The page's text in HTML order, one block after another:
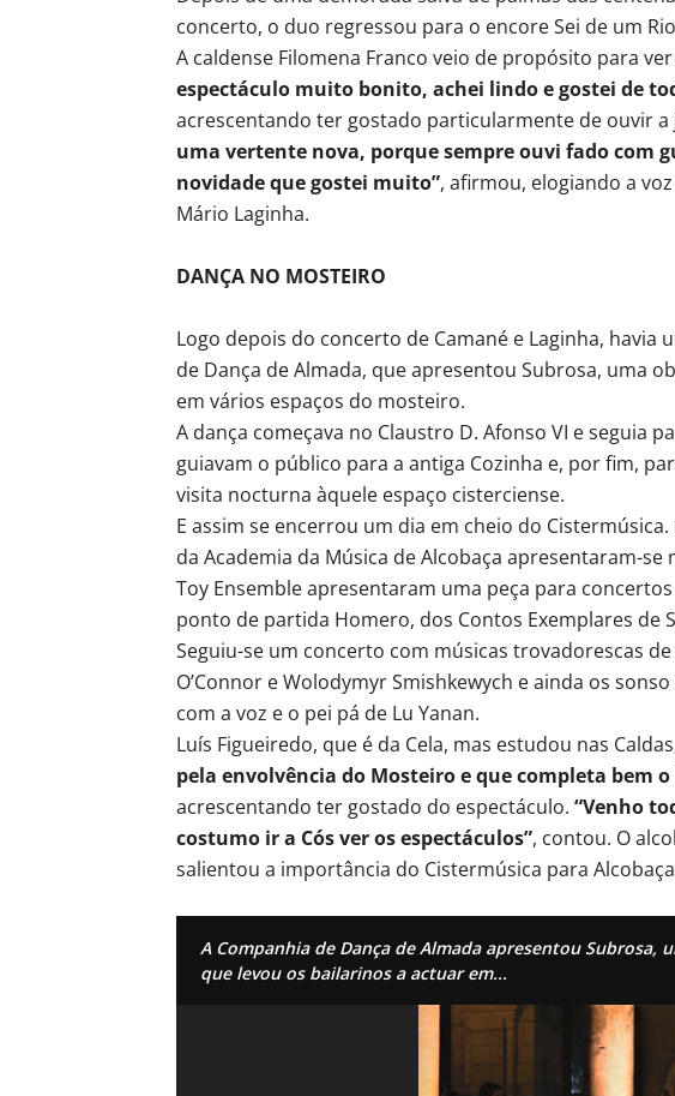
concerto, o duo regressou para o encore Sei de um
A caldense Filomena Franco veio de propósito para
espectáculo muito bonito, achei lindo e gostei de
acrescentando ter gostado particularmente de ouvir
uma vertente nova, porque sempre ouvi fado com
novidade que gostei muito”, afirmou, elogiando a
Mário Laginha.
DANÇA NO MOSTEIRO
Logo depois do concerto de Camané e Laginha, havia
de Dança de Almada, que apresentou Subrosa, uma
em vários espaços do mosteiro.
A dança começava no Claustro D. Afonso VI e seguia
guiavam o público para a antiga Cozinha e, por fim,
visita nocturna àquele espaço cisterciense.
E assim se encerrou um dia em cheio do
da Academia da Música de Alcobaça apresentaram-se
Toy Ensemble apresentaram uma peça para
ponto de partida Homero, dos Contos Exemplares de
Seguiu-se um concerto com músicas trovadorescas
O’Connor e Wolodymyr Smishkewych e ainda os
com a voz e o pei pá de Lu Yanan.
Luís Figueiredo, que é da Cela, mas estudou nas
pela envolvência do Mosteiro e que completa bem
acrescentando ter gostado do espectáculo. “Venho
costumo ir a Cós ver os espectáculos”, contou. O
salientou a importância do Cistermúsica para
A Companhia de Dança de Almada apresentou Subrosa,
que levou os bailarinos a actuar em...